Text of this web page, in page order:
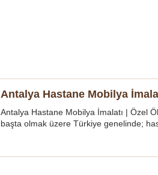
Antalya Hastane Mobilya
Antalya Hastane Mobilya İmalatı | Özel
başta olmak üzere Türkiye genelinde;